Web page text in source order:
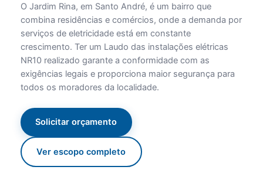
O Jardim Rina, em Santo André, é um bairro que
combina residências e comércios, onde a demanda por
serviços de eletricidade está em constante
crescimento. Ter um Laudo das instalações elétricas
NR10 realizado garante a conformidade com as
exigências legais e proporciona maior segurança para
todos os moradores da localidade.
Solicitar orçamento
Ver escopo completo